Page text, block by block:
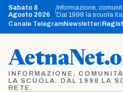
Vai
contenuto
Sabato 8
Agosto 2026
Informazione,
Dal 1998 la scuola
Canale TelegramNewsletter
INFORMAZIONE,
LA SCUOLA. DAL 1998 LA
RETE.